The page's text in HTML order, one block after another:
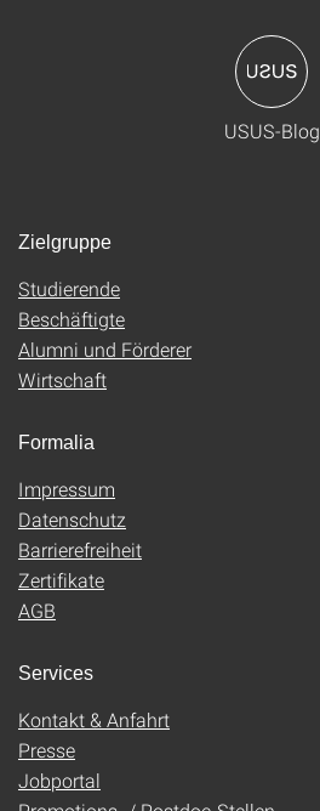
USUS-Blog
Zielgruppe
Studierende
Beschäftigte
Alumni und Förderer
Wirtschaft
Formalia
Impressum
Datenschutz
Barrierefreiheit
Zertifikate
AGB
Services
Kontakt & Anfahrt
Presse
Jobportal